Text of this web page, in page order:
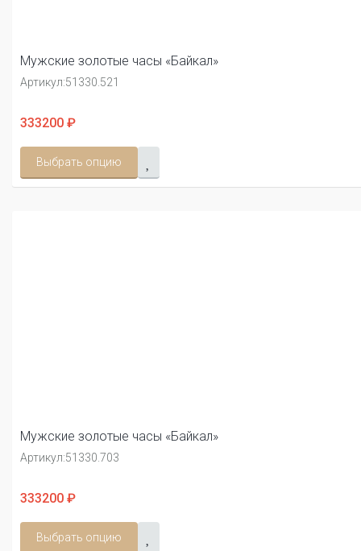
Мужские золотые часы «Байкал»
Артикул:51330.521
333200 ₽
Выбрать опцию
Мужские золотые часы «Байкал»
Артикул:51330.703
333200 ₽
Выбрать опцию